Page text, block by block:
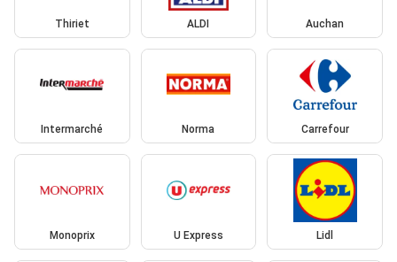
Thiriet ALDI Auchan
Intermarché Norma Carrefour
Monoprix U Express Lidl